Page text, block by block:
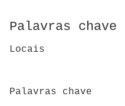
Palavras chave
Locais
Palavras chave